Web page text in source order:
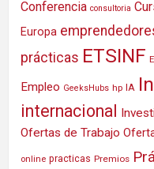
Conferencia consultoria
Europa
prácticas ETSINF
Empleo GeeksHubs hp IA
internacional
Ofertas de Trabajo
online practicas Premios